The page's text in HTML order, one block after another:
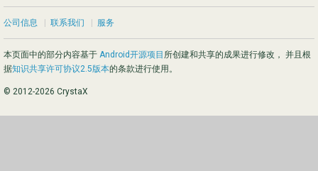
公司信息 | 联系我们 | 服务
本页面中的部分内容基于 Android开源项目 所创建和共享的成果进行修改， 并且根
据知识共享许可协议2.5版本的条款进行使用。
© 2012-2026 CrystaX